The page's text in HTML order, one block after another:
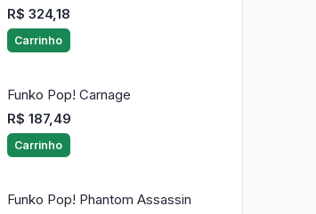
R$ 324,18
Carrinho
Funko Pop! Carnage
R$ 187,49
Carrinho
Funko Pop! Phantom Assassin